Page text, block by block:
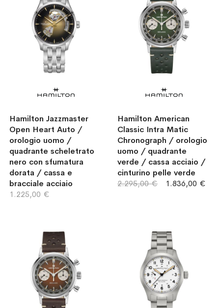
Hamilton Jazzmaster
Open Heart Auto /
orologio uomo /
quadrante scheletrato
nero con sfumatura
dorata / cassa e
bracciale acciaio
1.225,00 €
Hamilton American
Classic Intra Matic
Chronograph / orologio
uomo / quadrante
verde / cassa acciaio /
cinturino pelle verde
1.836,00 €
2.295,00 €